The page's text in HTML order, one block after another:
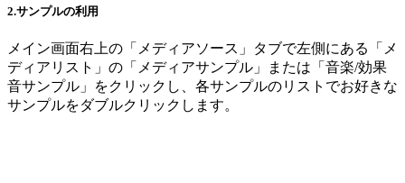
2.サンプルの利用
メイン画面右上の「メディアソース」タブで左側にある「メ
ディアリスト」の「メディアサンプル」または「音楽/効果
音サンプル」をクリックし、各サンプルのリストでお好きな
サンプルをダブルクリックします。